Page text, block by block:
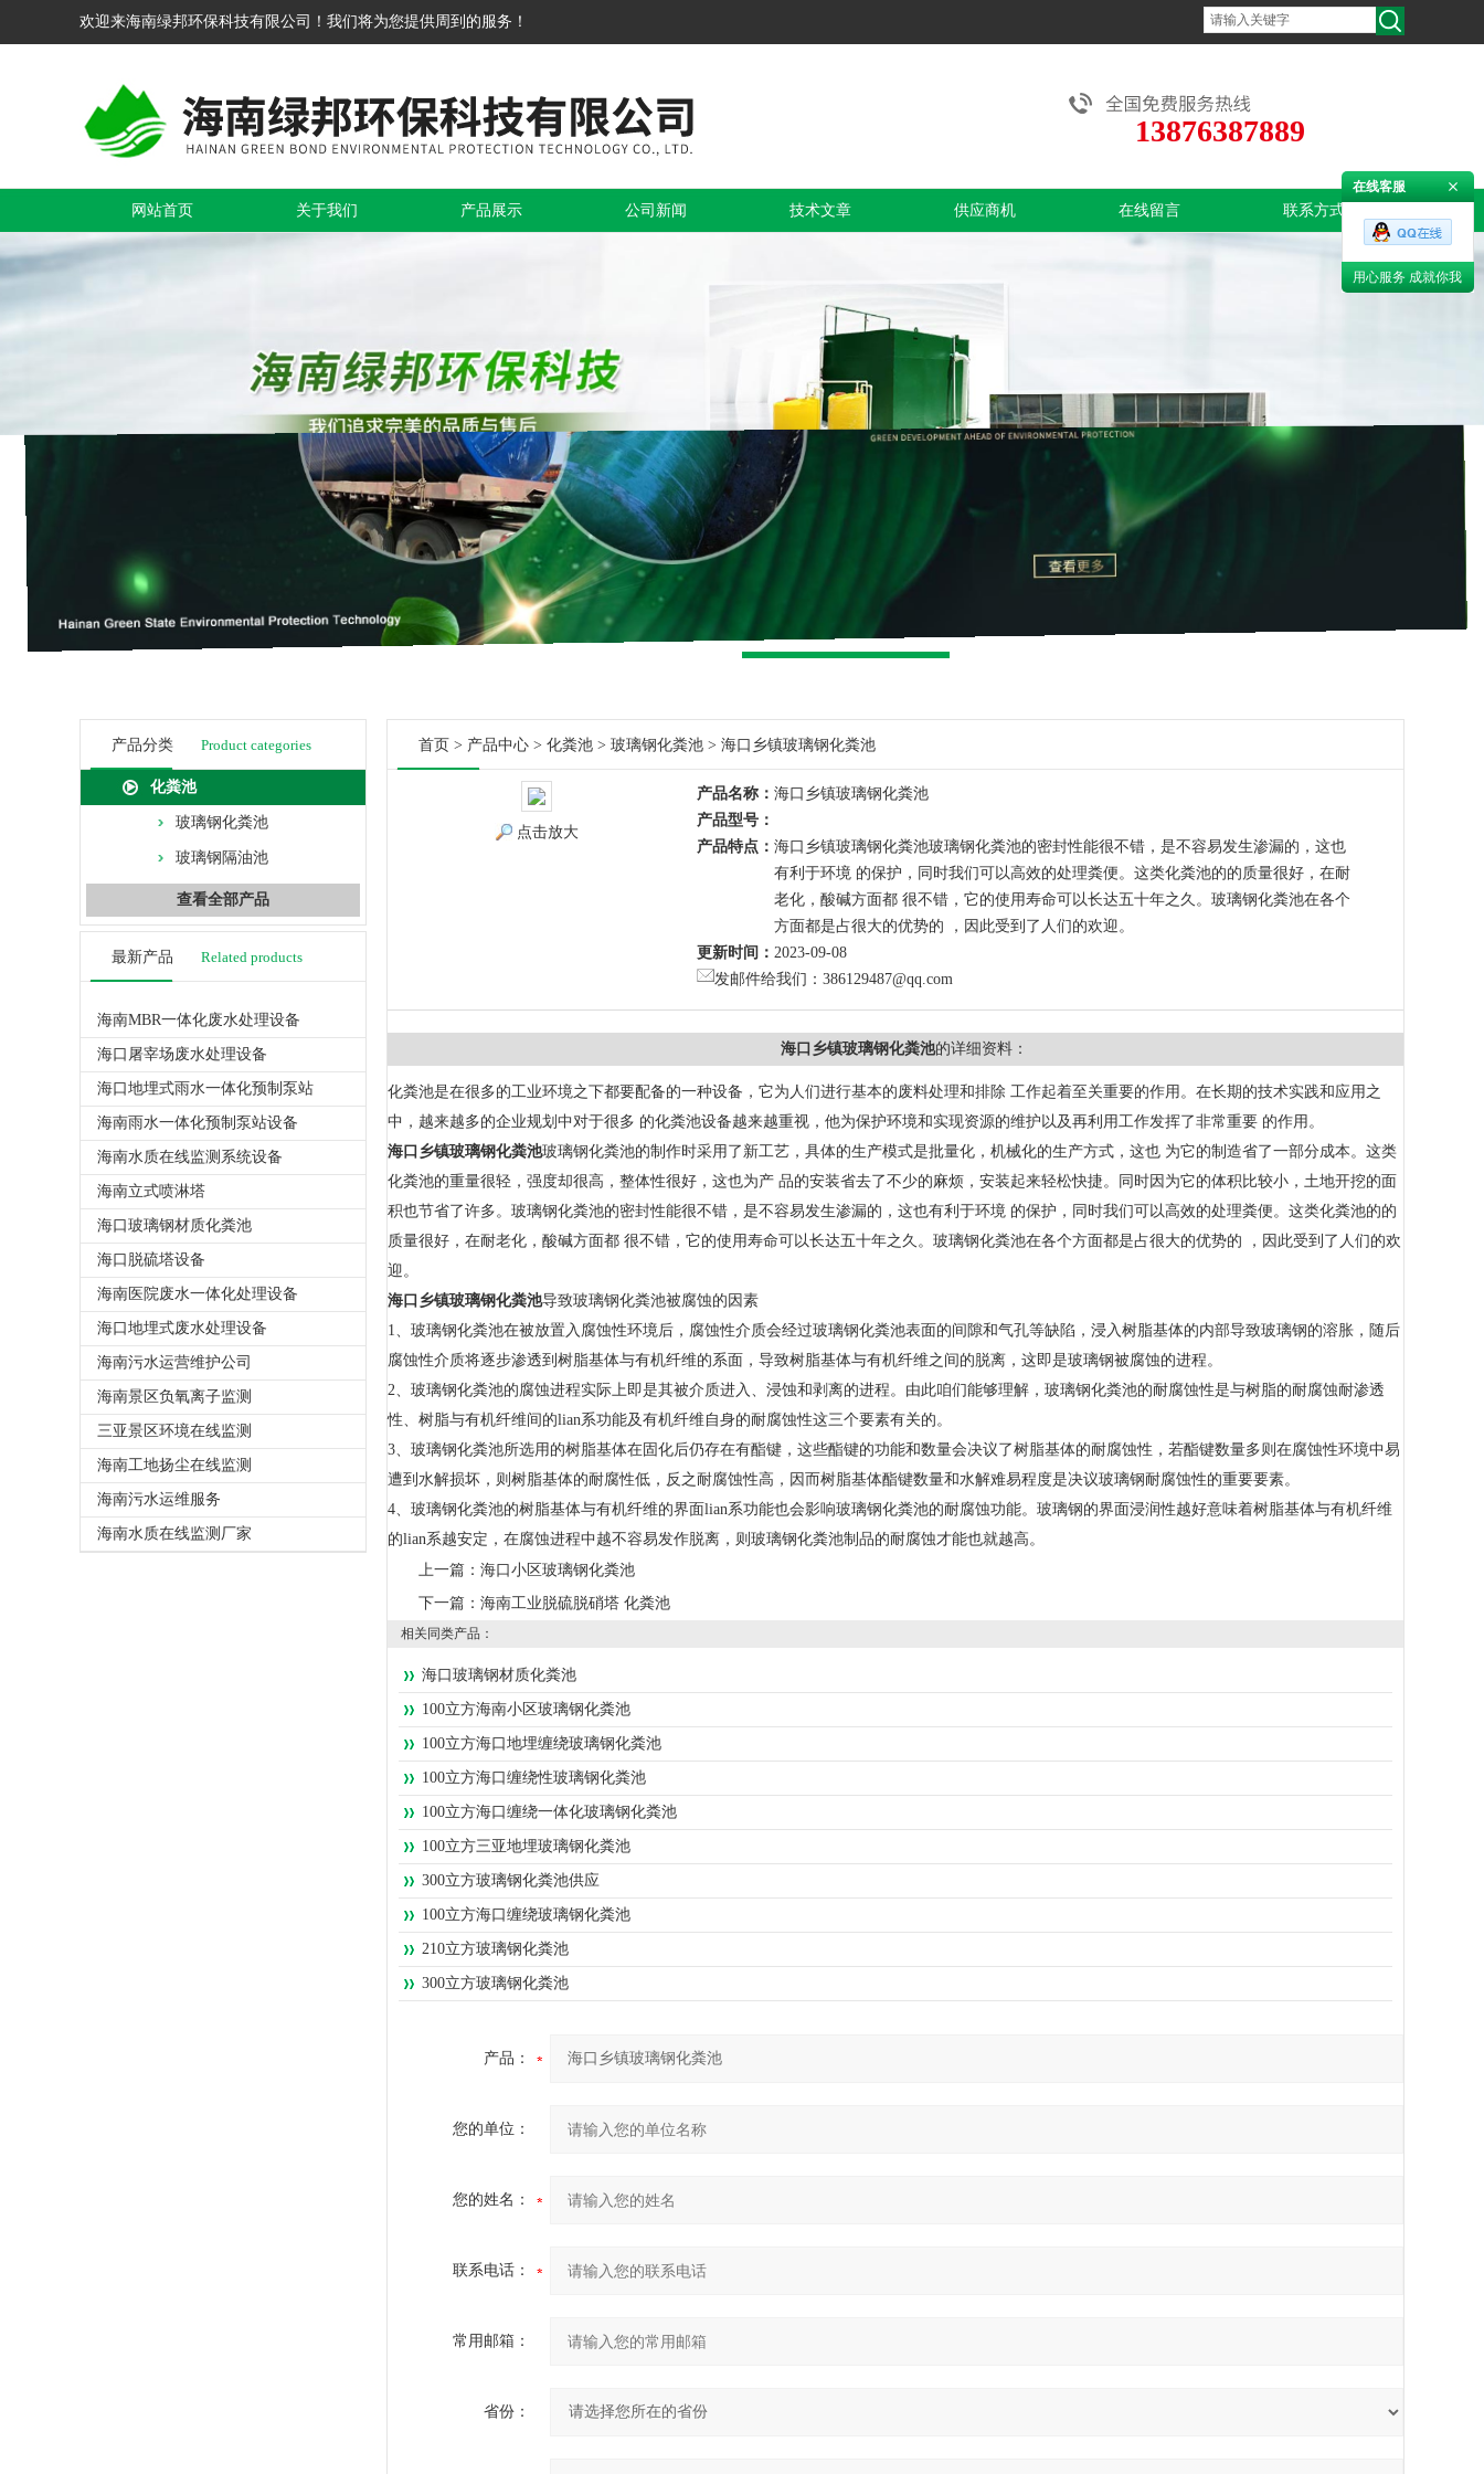
欢迎来海南绿邦环保科技有限公司！我们将为您提供周到的服务！
13876387889
网站首页 关于我们 产品展示 公司新闻 技术文章 供应商机 在线留言 联系方式
产品分类 Product categories
化粪池
玻璃钢化粪池
玻璃钢隔油池
查看全部产品
最新产品 Related products
海南MBR一体化废水处理设备
海口屠宰场废水处理设备
海口地埋式雨水一体化预制泵站
海南雨水一体化预制泵站设备
海南水质在线监测系统设备
海南立式喷淋塔
海口玻璃钢材质化粪池
海口脱硫塔设备
海南医院废水一体化处理设备
海口地埋式废水处理设备
海南污水运营维护公司
海南景区负氧离子监测
三亚景区环境在线监测
海南工地扬尘在线监测
海南污水运维服务
海南水质在线监测厂家
首页 > 产品中心 > 化粪池 > 玻璃钢化粪池 > 海口乡镇玻璃钢化粪池
点击放大
产品名称： 海口乡镇玻璃钢化粪池
产品型号：
产品特点： 海口乡镇玻璃钢化粪池玻璃钢化粪池的密封性能很不错，是不容易发生渗漏的，这也
有利于环境 的保护，同时我们可以高效的处理粪便。这类化粪池的的质量很好，在耐
老化，酸碱方面都 很不错，它的使用寿命可以长达五十年之久。玻璃钢化粪池在各个
方面都是占很大的优势的 ，因此受到了人们的欢迎。
更新时间： 2023-09-08
发邮件给我们：386129487@qq.com
海口乡镇玻璃钢化粪池的详细资料：
化粪池是在很多的工业环境之下都要配备的一种设备，它为人们进行基本的废料处理和排除 工作起着至关重要的作用。在长期的技术实践和应用之
中，越来越多的企业规划中对于很多 的化粪池设备越来越重视，他为保护环境和实现资源的维护以及再利用工作发挥了非常重要 的作用。
海口乡镇玻璃钢化粪池玻璃钢化粪池的制作时采用了新工艺，具体的生产模式是批量化，机械化的生产方式，这也 为它的制造省了一部分成本。这类
化粪池的重量很轻，强度却很高，整体性很好，这也为产 品的安装省去了不少的麻烦，安装起来轻松快捷。同时因为它的体积比较小，土地开挖的面
积也节省了许多。玻璃钢化粪池的密封性能很不错，是不容易发生渗漏的，这也有利于环境 的保护，同时我们可以高效的处理粪便。这类化粪池的的
质量很好，在耐老化，酸碱方面都 很不错，它的使用寿命可以长达五十年之久。玻璃钢化粪池在各个方面都是占很大的优势的 ，因此受到了人们的欢
迎。
海口乡镇玻璃钢化粪池导致玻璃钢化粪池被腐蚀的因素
1、玻璃钢化粪池在被放置入腐蚀性环境后，腐蚀性介质会经过玻璃钢化粪池表面的间隙和气孔等缺陷，浸入树脂基体的内部导致玻璃钢的溶胀，随后
腐蚀性介质将逐步渗透到树脂基体与有机纤维的系面，导致树脂基体与有机纤维之间的脱离，这即是玻璃钢被腐蚀的进程。
2、玻璃钢化粪池的腐蚀进程实际上即是其被介质进入、浸蚀和剥离的进程。由此咱们能够理解，玻璃钢化粪池的耐腐蚀性是与树脂的耐腐蚀耐渗透
性、树脂与有机纤维间的lian系功能及有机纤维自身的耐腐蚀性这三个要素有关的。
3、玻璃钢化粪池所选用的树脂基体在固化后仍存在有酯键，这些酯键的功能和数量会决议了树脂基体的耐腐蚀性，若酯键数量多则在腐蚀性环境中易
遭到水解损坏，则树脂基体的耐腐性低，反之耐腐蚀性高，因而树脂基体酯键数量和水解难易程度是决议玻璃钢耐腐蚀性的重要要素。
4、玻璃钢化粪池的树脂基体与有机纤维的界面lian系功能也会影响玻璃钢化粪池的耐腐蚀功能。玻璃钢的界面浸润性越好意味着树脂基体与有机纤维
的lian系越安定，在腐蚀进程中越不容易发作脱离，则玻璃钢化粪池制品的耐腐蚀才能也就越高。
上一篇： 海口小区玻璃钢化粪池
下一篇： 海南工业脱硫脱硝塔 化粪池
相关同类产品：
海口玻璃钢材质化粪池
100立方海南小区玻璃钢化粪池
100立方海口地埋缠绕玻璃钢化粪池
100立方海口缠绕性玻璃钢化粪池
100立方海口缠绕一体化玻璃钢化粪池
100立方三亚地埋玻璃钢化粪池
300立方玻璃钢化粪池供应
100立方海口缠绕玻璃钢化粪池
210立方玻璃钢化粪池
300立方玻璃钢化粪池
产品：
您的单位：
您的姓名：
联系电话：
常用邮箱：
省份：
在线客服
用心服务 成就你我